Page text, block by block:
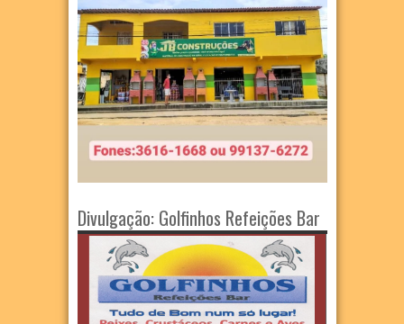
Divulgação: Golfinhos Refeições Bar